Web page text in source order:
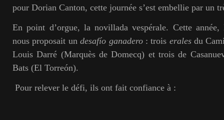
pour Dorian Canton, cette journée s’est embellie par un
En point d’orgue, la novillada vespérale. Cette
nous proposait undesafío ganadero : trois eralesdu
Louis Darré (Marquès de Domecq) et trois de
Bats (El Torreón).
Pour relever le défi, ils ont fait confiance à :